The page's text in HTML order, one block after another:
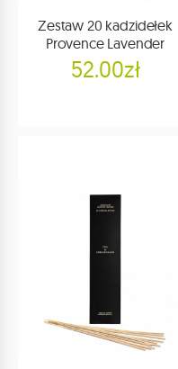
Zestaw 20 kadzidełek
Provence Lavender
52.00zł